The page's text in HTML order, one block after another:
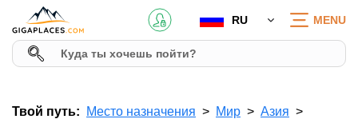
RU MENU
Твой путь: Место назначения Мир
Азия